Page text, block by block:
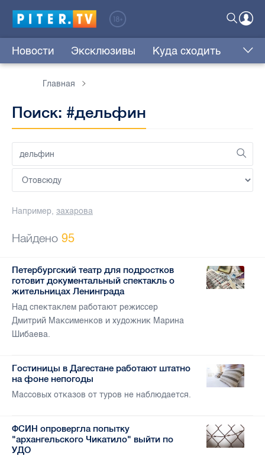
Новости Эксклюзивы Куда сходить
Главная
Поиск: #дельфин
Например, захарова
Найдено 95
Петербургский театр для подростков
готовит документальный спектакль о
жительницах Ленинграда
Над спектаклем работают режиссер
Дмитрий Максименков и художник Марина
Шибаева.
Гостиницы в Дагестане работают штатно
на фоне непогоды
Массовых отказов от туров не наблюдается.
ФСИН опровергла попытку
"архангельского Чикатило" выйти по
УДО